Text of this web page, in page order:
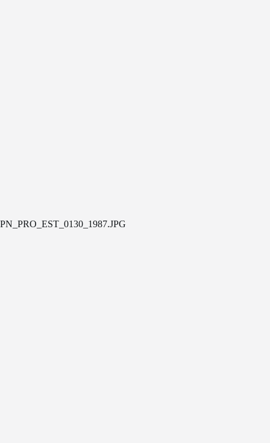
PN_PRO_EST_0130_1987.JPG